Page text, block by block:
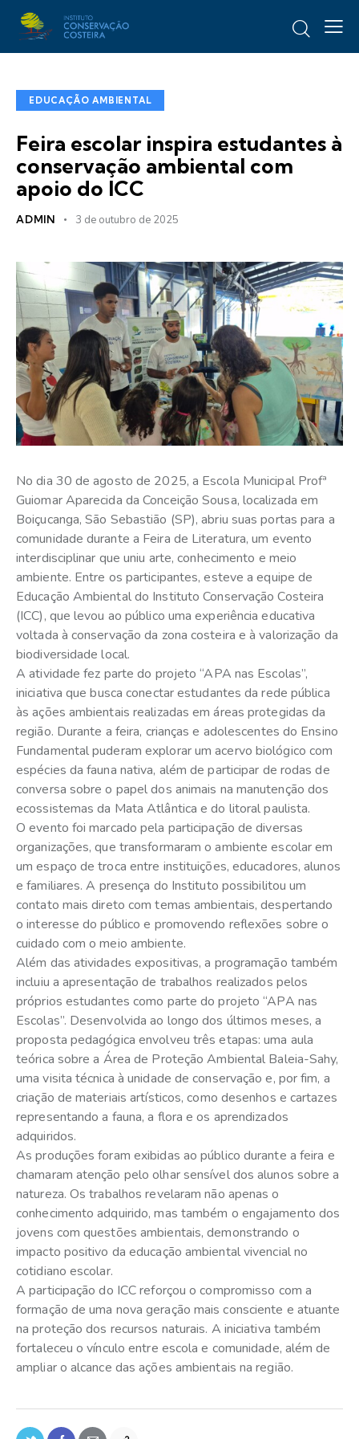
EDUCAÇÃO AMBIENTAL
Feira escolar inspira estudantes à
conservação ambiental com
apoio do ICC
ADMIN 3 de outubro de 2025
No dia 30 de agosto de 2025, a Escola Municipal Profª
Guiomar Aparecida da Conceição Sousa, localizada em
Boiçucanga, São Sebastião (SP), abriu suas portas para a
comunidade durante a Feira de Literatura, um evento
interdisciplinar que uniu arte, conhecimento e meio
ambiente. Entre os participantes, esteve a equipe de
Educação Ambiental do Instituto Conservação Costeira
(ICC), que levou ao público uma experiência educativa
voltada à conservação da zona costeira e à valorização da
biodiversidade local.
A atividade fez parte do projeto “APA nas Escolas”,
iniciativa que busca conectar estudantes da rede pública
às ações ambientais realizadas em áreas protegidas da
região. Durante a feira, crianças e adolescentes do Ensino
Fundamental puderam explorar um acervo biológico com
espécies da fauna nativa, além de participar de rodas de
conversa sobre o papel dos animais na manutenção dos
ecossistemas da Mata Atlântica e do litoral paulista.
O evento foi marcado pela participação de diversas
organizações, que transformaram o ambiente escolar em
um espaço de troca entre instituições, educadores, alunos
e familiares. A presença do Instituto possibilitou um
contato mais direto com temas ambientais, despertando
o interesse do público e promovendo reflexões sobre o
cuidado com o meio ambiente.
Além das atividades expositivas, a programação também
incluiu a apresentação de trabalhos realizados pelos
próprios estudantes como parte do projeto “APA nas
Escolas”. Desenvolvida ao longo dos últimos meses, a
proposta pedagógica envolveu três etapas: uma aula
teórica sobre a Área de Proteção Ambiental Baleia-Sahy,
uma visita técnica à unidade de conservação e, por fim, a
criação de materiais artísticos, como desenhos e cartazes
representando a fauna, a flora e os aprendizados
adquiridos.
As produções foram exibidas ao público durante a feira e
chamaram atenção pelo olhar sensível dos alunos sobre a
natureza. Os trabalhos revelaram não apenas o
conhecimento adquirido, mas também o engajamento dos
jovens com questões ambientais, demonstrando o
impacto positivo da educação ambiental vivencial no
cotidiano escolar.
A participação do ICC reforçou o compromisso com a
formação de uma nova geração mais consciente e atuante
na proteção dos recursos naturais. A iniciativa também
fortaleceu o vínculo entre escola e comunidade, além de
ampliar o alcance das ações ambientais na região.